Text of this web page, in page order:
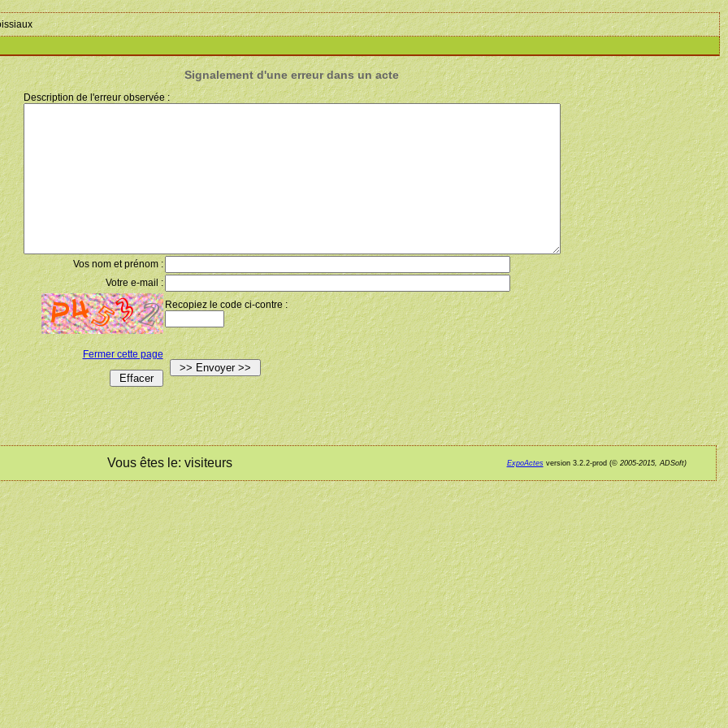
Signalement d'une erreur dans un acte
Description de l'erreur observée :
Vos nom et prénom :
Votre e-mail :
Recopiez le code ci-contre :
Fermer cette page
Vous êtes le: visiteurs ExpoActesversion 3.2.2-prod (©2005-2015, ADSoft)